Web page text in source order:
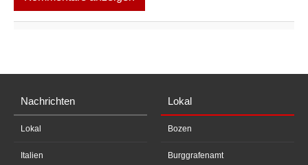
Nachrichten
Lokal
Italien
Lokal
Bozen
Burggrafenamt